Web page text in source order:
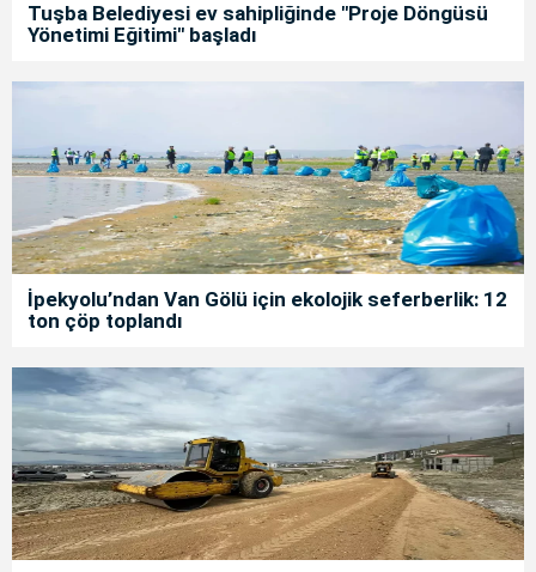
Tuşba Belediyesi ev sahipliğinde "Proje Döngüsü
Yönetimi Eğitimi" başladı
İpekyolu’ndan Van Gölü için ekolojik seferberlik: 12
ton çöp toplandı